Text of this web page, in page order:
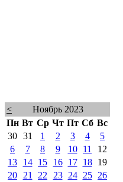
<
Ноябрь 2023
Пн Вт Ср Чт Пт Сб Вс
30 31 1 2 3 4
5
6
7 8 9 10 11
12
13
14 15 16 17 18
19
20
21 22 23 24 25
26